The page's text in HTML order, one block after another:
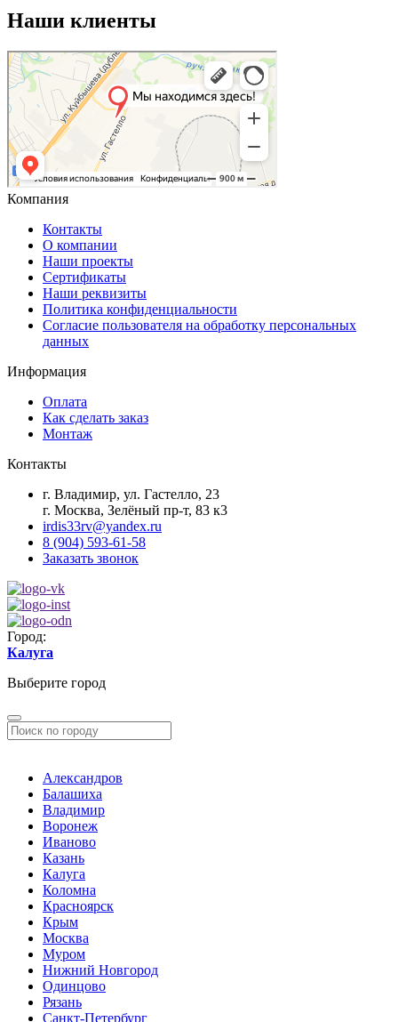
Наши клиенты
Компания
Контакты
О компании
Наши проекты
Сертификаты
Наши реквизиты
Политика конфиденциальности
Согласие пользователя на обработку персональных
данных
Информация
Оплата
Как сделать заказ
Монтаж
Контакты
г. Владимир, ул. Гастелло, 23
г. Москва, Зелёный пр-т, 83 к3
irdis33rv@yandex.ru
8 (904) 593-61-58
Заказать звонок
Город:
Калуга
Выберите город
Александров
Балашиха
Владимир
Воронеж
Иваново
Казань
Калуга
Коломна
Красноярск
Крым
Москва
Муром
Нижний Новгород
Одинцово
Рязань
Санкт-Петербург